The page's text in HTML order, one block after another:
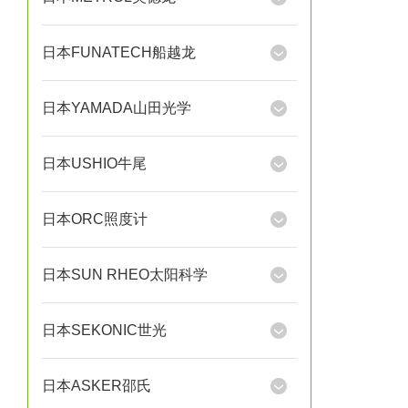
日本FUNATECH船越龙
日本YAMADA山田光学
日本USHIO牛尾
日本ORC照度计
日本SUN RHEO太阳科学
日本SEKONIC世光
日本ASKER邵氏